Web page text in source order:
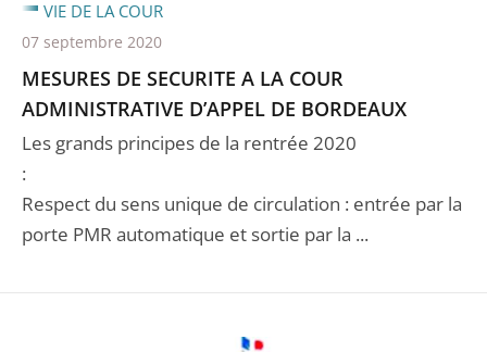
MESURES DE SECURITE A LA COUR
ADMINISTRATIVE D’APPEL DE BORDEAUX
Les grands principes de la rentrée 2020
:
Respect du sens unique de circulation : entrée par la
porte PMR automatique et sortie par la ...
VIE DE LA COUR
07 septembre 2020